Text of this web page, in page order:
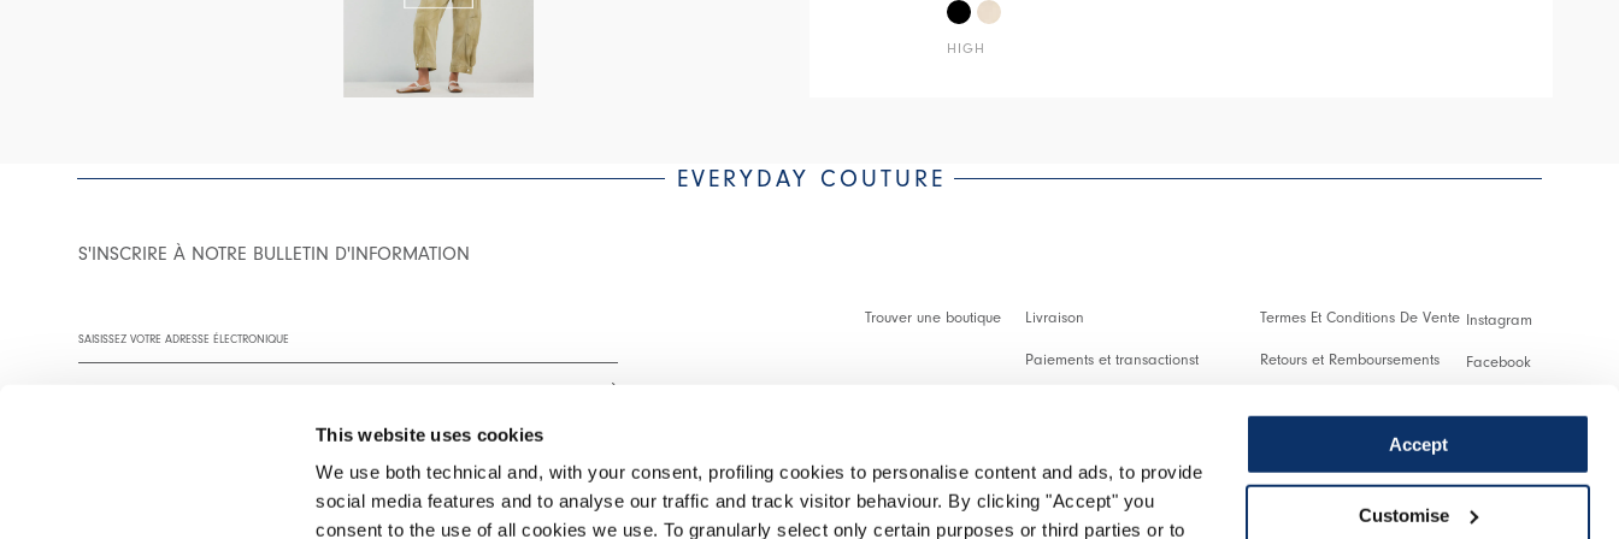
This website uses cookies
We use both technical and, with your consent, profiling cookies to personalise content and ads, to provide
social media features and to analyse our traffic and track visitor behaviour. By clicking "Accept" you
consent to the use of all cookies we use. To granularly select only certain purposes or third parties or to
Accept
Customise
HIGH
EVERYDAY COUTURE
S'INSCRIRE À NOTRE BULLETIN D'INFORMATION
Vous êtes invité à lire notre politique de confidentialité dans son intégralité.
Trouver une boutique Livraison
Paiements et transactionst
Effectuer un retour
Termes Et Conditions De Vente
Retours et Remboursements
Cookies
Instagram
Facebook
Twitter
Spotify